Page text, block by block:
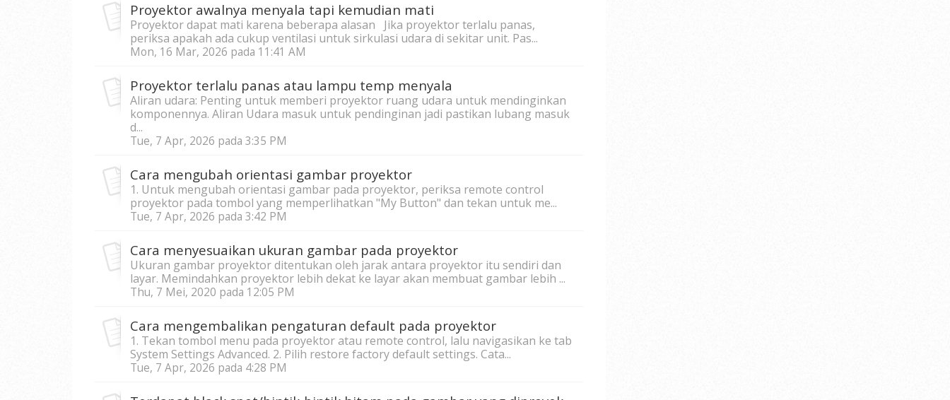
Proyektor awalnya menyala tapi kemudian mati
Proyektor dapat mati karena beberapa alasan Jika proyektor terlalu panas,
periksa apakah ada cukup ventilasi untuk sirkulasi udara di sekitar unit. Pas...
Mon, 16 Mar, 2026 pada 11:41 AM
Proyektor terlalu panas atau lampu temp menyala
Aliran udara: Penting untuk memberi proyektor ruang udara untuk mendinginkan
komponennya. Aliran Udara masuk untuk pendinginan jadi pastikan lubang masuk
d...
Tue, 7 Apr, 2026 pada 3:35 PM
Cara mengubah orientasi gambar proyektor
1. Untuk mengubah orientasi gambar pada proyektor, periksa remote control
proyektor pada tombol yang memperlihatkan "My Button" dan tekan untuk me...
Tue, 7 Apr, 2026 pada 3:42 PM
Cara menyesuaikan ukuran gambar pada proyektor
Ukuran gambar proyektor ditentukan oleh jarak antara proyektor itu sendiri dan
layar. Memindahkan proyektor lebih dekat ke layar akan membuat gambar lebih ...
Thu, 7 Mei, 2020 pada 12:05 PM
Cara mengembalikan pengaturan default pada proyektor
1. Tekan tombol menu pada proyektor atau remote control, lalu navigasikan ke tab
System Settings Advanced. 2. Pilih restore factory default settings. Cata...
Tue, 7 Apr, 2026 pada 4:28 PM